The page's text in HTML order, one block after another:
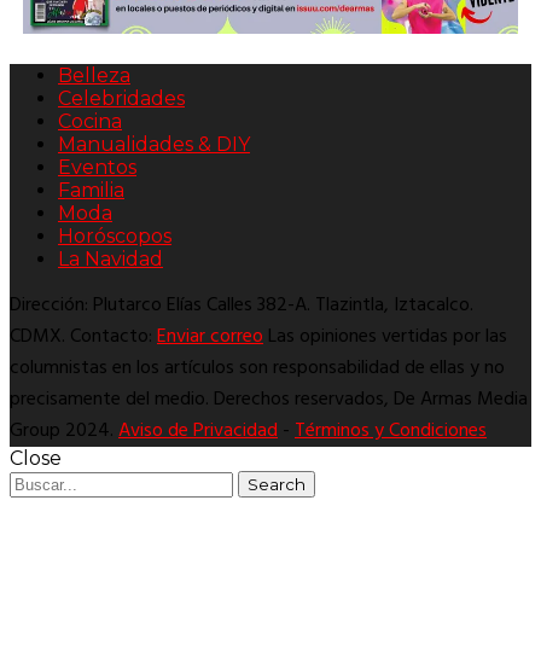
Belleza
Celebridades
Cocina
Manualidades & DIY
Eventos
Familia
Moda
Horóscopos
La Navidad
Dirección: Plutarco Elías Calles 382-A. Tlazintla, Iztacalco.
CDMX. Contacto:Enviar correoLas opiniones vertidas por las
columnistas en los artículos son responsabilidad de ellas y no
precisamente del medio. Derechos reservados, De Armas Media
Group 2024.Aviso de Privacidad-Términos y Condiciones
Close